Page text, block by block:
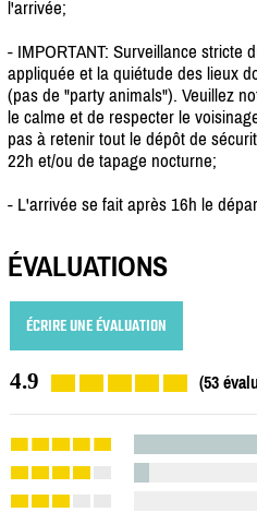
l'arrivée;
- IMPORTANT: Surveillance stricte
appliquée et la quiétude des lieux
(pas de "party animals"). Veuillez
le calme et de respecter le
pas à retenir tout le dépôt de
22h et/ou de tapage nocturne;
- L'arrivée se fait après 16h le
ÉVALUATIONS
ÉCRIRE UNE ÉVALUATION
4.9 (53